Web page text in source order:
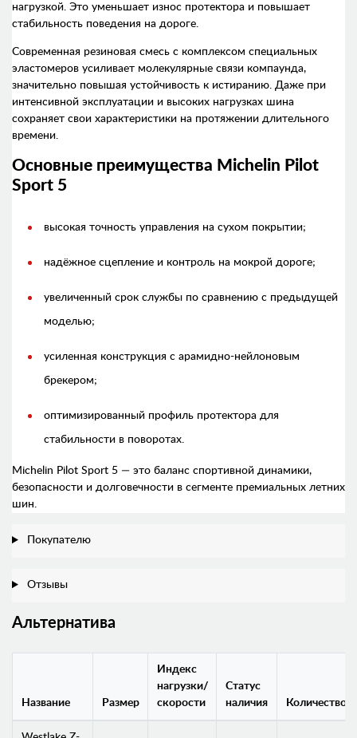
нагрузкой. Это уменьшает износ протектора и повышает
стабильность поведения на дороге.
Современная резиновая смесь с комплексом специальных
эластомеров усиливает молекулярные связи компаунда,
значительно повышая устойчивость к истиранию. Даже при
интенсивной эксплуатации и высоких нагрузках шина
сохраняет свои характеристики на протяжении длительного
времени.
Основные преимущества Michelin Pilot
Sport 5
высокая точность управления на сухом покрытии;
надёжное сцепление и контроль на мокрой дороге;
увеличенный срок службы по сравнению с предыдущей
моделью;
усиленная конструкция с арамидно-нейлоновым
брекером;
оптимизированный профиль протектора для
стабильности в поворотах.
Michelin Pilot Sport 5 — это баланс спортивной динамики,
безопасности и долговечности в сегменте премиальных летних
шин.
Покупателю
Отзывы
Альтернатива
Название Размер
Индекс
нагрузки/
скорости
Статус
наличия
Количество